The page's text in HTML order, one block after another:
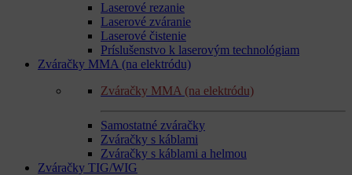
Laserové rezanie
Laserové zváranie
Laserové čistenie
Príslušenstvo k laserovým technológiam
Zváračky MMA (na elektródu)
Zváračky MMA (na elektródu)
Samostatné zváračky
Zváračky s káblami
Zváračky s káblami a helmou
Zváračky TIG/WIG